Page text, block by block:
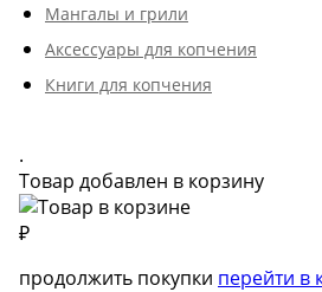
Мангалы и грили
Аксессуары для копчения
Книги для копчения
.
Товар добавлен в корзину
₽
продолжить покупки перейти в